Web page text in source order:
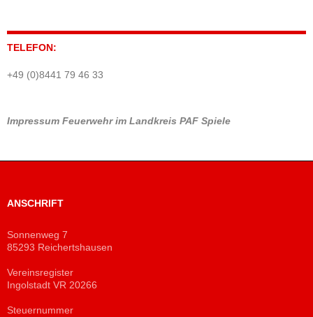
TELEFON:
+49 (0)8441 79 46 33
Impressum Feuerwehr im Landkreis PAF Spiele
ANSCHRIFT
Sonnenweg 7
85293 Reichertshausen
Vereinsregister
Ingolstadt VR 20266
Steuernummer